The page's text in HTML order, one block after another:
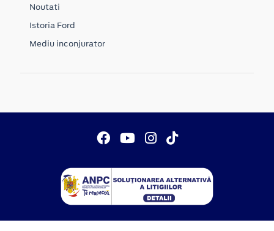
Noutati
Istoria Ford
Mediu inconjurator